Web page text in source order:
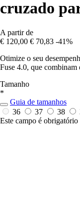
cruzado
A partir de
€ 120,00 € 70,83 -41%
Otimize o seu
Fuse 4.0, que
Tamanho
*
Guia de tamanhos
36
37 38
Este campo é obrigatório